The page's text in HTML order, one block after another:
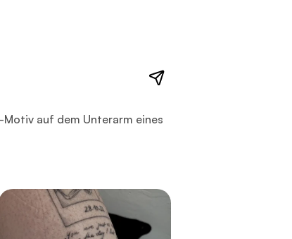
Unterarm eines Mannes, gestochen von
auf dem Unterarm eines